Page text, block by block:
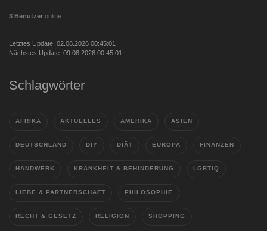
3 Benutzer online
Letztes Update: 02.08.2026 00:45:01
Nächstes Update: 09.08.2026 00:45:01
Schlagwörter
AFRIKA AKTUELLES AMERIKA ASIEN
DEUTSCHLAND DIY DIÄT EUROPA FINANZEN
HANDWERK KRANKHEIT & BEHINDERUNG LGBTIQ
LIEBE & PARTNERSCHAFT PHILOSOPHIE
RECHT & GESETZ RELIGION SHOPPING